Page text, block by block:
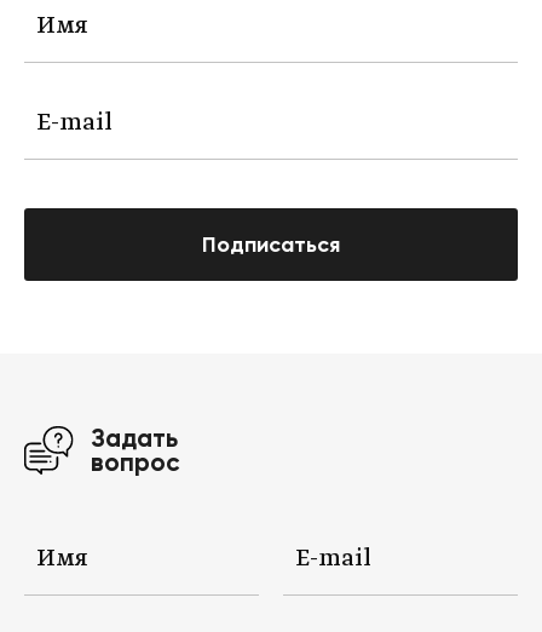
Подписаться
Задать
вопрос